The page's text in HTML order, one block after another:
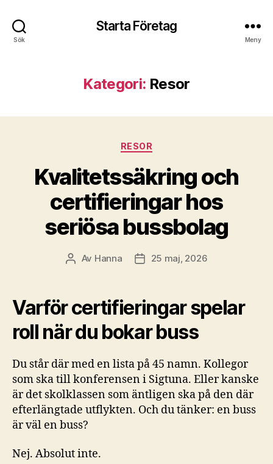
Sök
Starta Företag
Meny
Kategori: Resor
Kategorier
RESOR
Kvalitetssäkring och
certifieringar hos
seriösa bussbolag
Inläggsförfattare
Av Hanna Inläggsdatum
25 maj, 2026
Varför certifieringar spelar
roll när du bokar buss
Du står där med en lista på 45 namn. Kollegor
som ska till konferensen i Sigtuna. Eller kanske
är det skolklassen som äntligen ska på den där
efterlängtade utflykten. Och du tänker: en buss
är väl en buss?
Nej. Absolut inte.